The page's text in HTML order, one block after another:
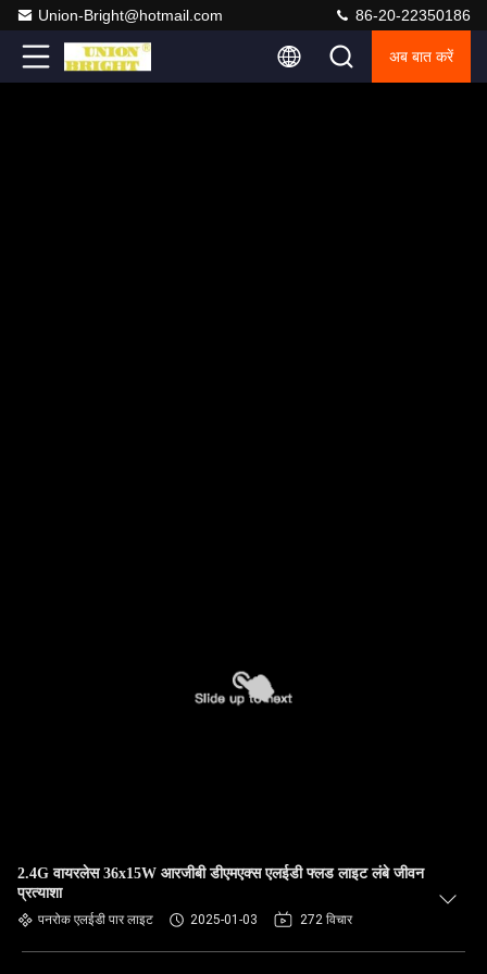
Union-Bright@hotmail.com 86-20-22350186
अब बात करें
2.4G वायरलेस 36x15W आरजीबी डीएमएक्स एलईडी फ्लड लाइट लंबे जीवन
प्रत्याशा
पनरोक एलईडी पार लाइट 2025-01-03 272 विचार